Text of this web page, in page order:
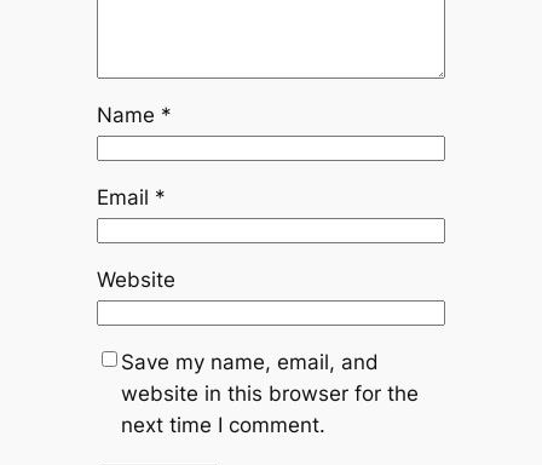
Name *
Email *
Website
Save my name, email, and
website in this browser for the
next time I comment.